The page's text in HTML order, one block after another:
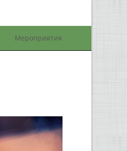
Мероприятия